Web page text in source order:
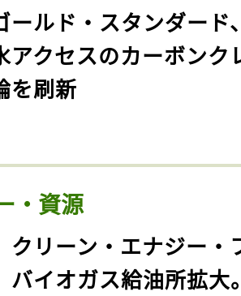
ールド・スタンダード
アクセスのカーボンク
を刷新
・資源
クリーン・エナジー・
バイオガス給油所拡大